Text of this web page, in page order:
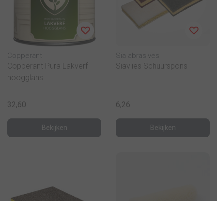
Copperant
Copperant Pura Lakverf
hoogglans
32,60
Bekijken
Sia abrasives
Siavlies Schuurspons
6,26
Bekijken